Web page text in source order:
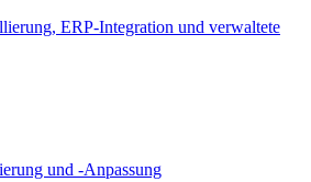
ERP-Integration und verwaltete
und -Anpassung